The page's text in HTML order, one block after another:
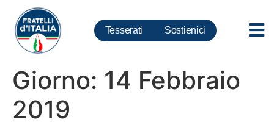
Tesserati Sostienici
Giorno: 14 Febbraio
2019